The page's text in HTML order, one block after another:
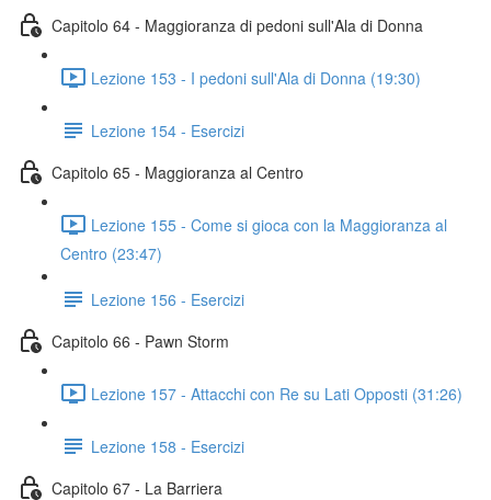
Capitolo 64 - Maggioranza di pedoni sull'Ala di Donna
Lezione 153 - I pedoni sull'Ala di Donna (19:30)
Lezione 154 - Esercizi
Capitolo 65 - Maggioranza al Centro
Lezione 155 - Come si gioca con la Maggioranza al
Centro (23:47)
Lezione 156 - Esercizi
Capitolo 66 - Pawn Storm
Lezione 157 - Attacchi con Re su Lati Opposti (31:26)
Lezione 158 - Esercizi
Capitolo 67 - La Barriera